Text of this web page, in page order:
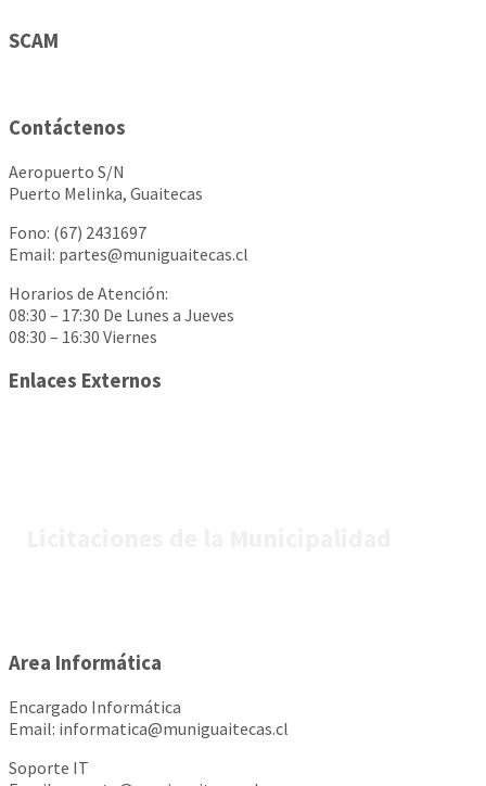
SCAM
Contáctenos
Aeropuerto S/N
Puerto Melinka, Guaitecas
Fono: (67) 2431697
Email: partes@muniguaitecas.cl
Horarios de Atención:
08:30 – 17:30 De Lunes a Jueves
08:30 – 16:30 Viernes
Enlaces Externos
Area Informática
Encargado Informática
Email: informatica@muniguaitecas.cl
Soporte IT